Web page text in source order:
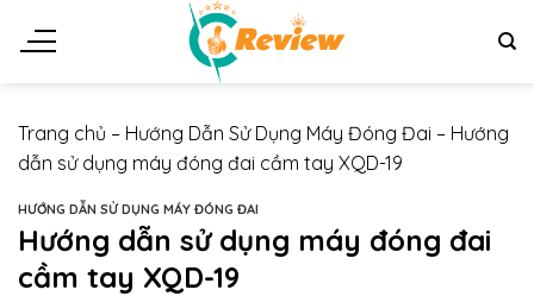
đến
Trang chủ – Hướng Dẫn Sử Dụng Máy Đóng Đai – Hướng
dẫn sử dụng máy đóng đai cầm tay XQD-19
HƯỚNG DẪN SỬ DỤNG MÁY ĐÓNG ĐAI
Hướng dẫn sử dụng máy đóng đai
cầm tay XQD-19